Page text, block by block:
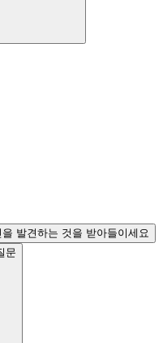
발견하는 것을 받아들이세요
문